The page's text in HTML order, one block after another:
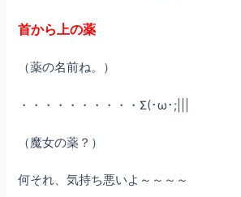
首から上の薬
（薬の名前ね。）
・・・・・・・・・・Σ(･ω･;|||
（魔女の薬？）
何それ、気持ち悪いよ～～～～